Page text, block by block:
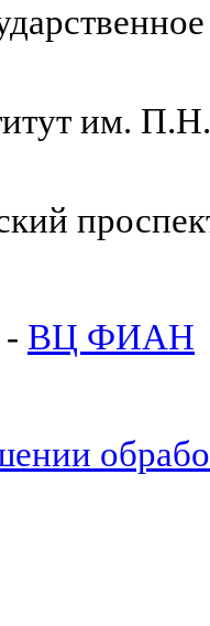
им.
ВЦ ФИАН